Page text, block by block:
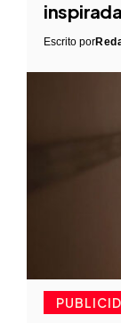
Escrito por